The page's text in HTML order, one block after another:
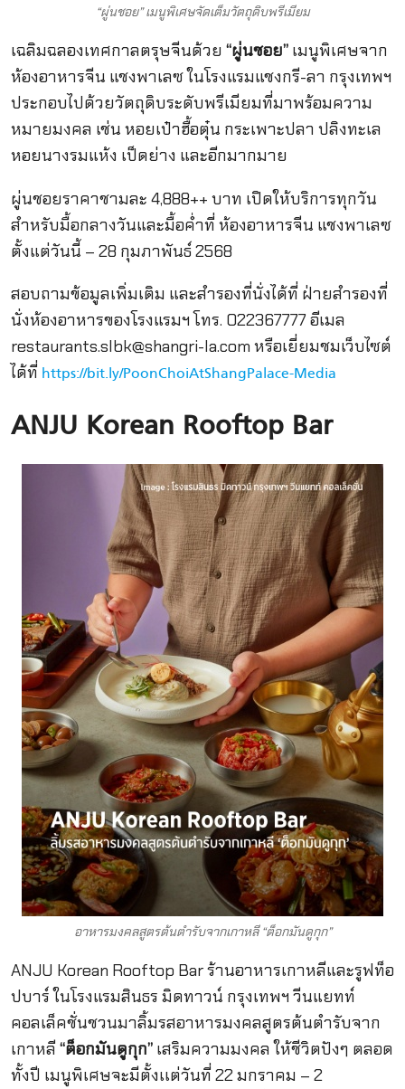
“ผู่นชอย” เมนูพิเศษจัดเต็มวัตถุดิบพรีเมียม
เฉลิมฉลองเทศกาลตรุษจีนด้วย “ผู่นชอย”เมนูพิเศษจาก
ห้องอาหารจีน แชงพาเลซ ในโรงแรมแชงกรี-ลา กรุงเทพฯ
ประกอบไปด้วยวัตถุดิบระดับพรีเมียมที่มาพร้อมความ
หมายมงคล เช่น หอยเป๋าฮื้อตุ๋น กระเพาะปลา ปลิงทะเล
หอยนางรมแห้ง เป็ดย่าง และอีกมากมาย
ผู่นชอยราคาชามละ 4,888++ บาท เปิดให้บริการทุกวัน
สำหรับมื้อกลางวันและมื้อค่ำที่ ห้องอาหารจีน แชงพาเลซ
ตั้งแต่วันนี้ – 28 กุมภาพันธ์ 2568
สอบถามข้อมูลเพิ่มเติม และสำรองที่นั่งได้ที่ ฝ่ายสำรองที่
นั่งห้องอาหารของโรงแรมฯ โทร. 022367777 อีเมล
restaurants.slbk@shangri-la.com หรือเยี่ยมชมเว็บไซต์
ได้ที่ https://bit.ly/PoonChoiAtShangPalace-Media
ANJU Korean Rooftop Bar
อาหารมงคลสูตรต้นตำรับจากเกาหลี “ต็อกมันดูกุก”
ANJU Korean Rooftop Bar ร้านอาหารเกาหลีและรูฟท็อ
ปบาร์ ในโรงแรมสินธร มิดทาวน์ กรุงเทพฯ วีนแยทท์
คอลเล็คชั่นชวนมาลิ้มรสอาหารมงคลสูตรต้นตำรับจาก
เกาหลี “ต็อกมันดูกุก”เสริมความมงคล ให้ชีวิตปังๆ ตลอด
ทั้งปี เมนูพิเศษจะมีตั้งเเต่วันที่ 22 มกราคม – 2